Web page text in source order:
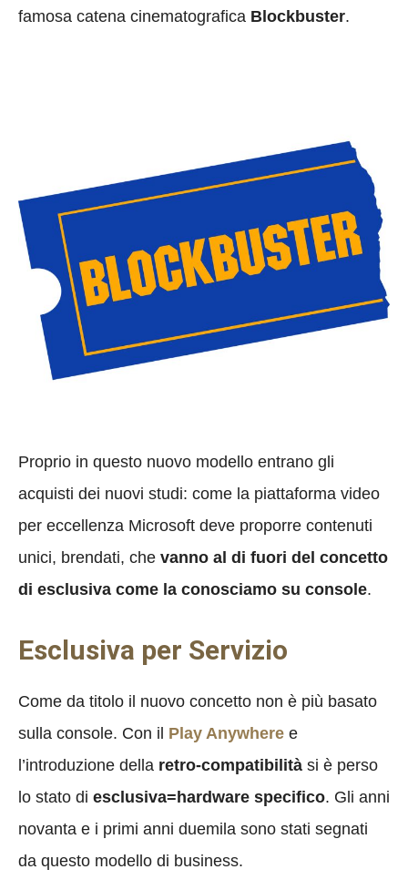
famosa catena cinematografica Blockbuster.
Proprio in questo nuovo modello entrano gli
acquisti dei nuovi studi: come la piattaforma video
per eccellenza Microsoft deve proporre contenuti
unici, brendati, che vanno al di fuori del concetto
di esclusiva come la conosciamo su console.
Esclusiva per Servizio
Come da titolo il nuovo concetto non è più basato
sulla console. Con il Play Anywhere e
l’introduzione della retro-compatibilità si è perso
lo stato di esclusiva=hardware specifico. Gli anni
novanta e i primi anni duemila sono stati segnati
da questo modello di business.